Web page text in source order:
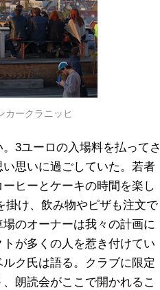
カークラニッヒ
3ユーロの入場料を払ってさ
思いに過ごしていた。若者
ヒーとケーキの時間を楽し
掛け、飲み物やピザも注文で
のオーナーは我々の計画に
が多くの人を惹き付けてい
ク氏は語る。クラブに限定
朗読会がここで開かれるこ